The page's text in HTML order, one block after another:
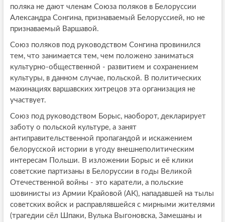
поляка не дают членам Союза поляков в Белоруссии
Александра Сонгина, признаваемый Белоруссией, но не
признаваемый Варшавой.
Союз поляков под руководством Сонгина провинился
тем, что занимается тем, чем положено заниматься
культурно-общественной - развитием и сохранением
культуры, в данном случае, польской. В политических
махинациях варшавских хитрецов эта организация не
участвует.
Союз под руководством Борыс, наоборот, декларирует
заботу о польской культуре, а занят
антиправительственной пропагандой и искажением
белорусской истории в угоду внешнеполитическим
интересам Польши. В изложении Борыс и её клики
советские партизаны в Белоруссии в годы Великой
Отечественной войны - это каратели, а польские
шовинисты из Армии Крайовой (АК), нападавшей на тылы
советских войск и расправлявшейся с мирными жителями
(трагедии сёл Шпаки, Вулька Выгоновска, Замешаны и